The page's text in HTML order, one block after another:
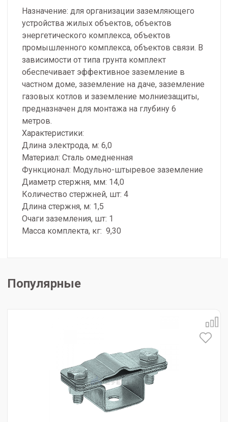
Назначение: для организации заземляющего
устройства жилых объектов, объектов
энергетического комплекса, объектов
промышленного комплекса, объектов связи. В
зависимости от типа грунта комплект
обеспечивает эффективное заземление в
частном доме, заземление на даче, заземление
газовых котлов и заземление молниезащиты,
предназначен для монтажа на глубину 6
метров.
Характеристики:
Длина электрода, м: 6,0
Материал: Сталь омедненная
Функционал: Модульно-штыревое заземление
Диаметр стержня, мм: 14,0
Количество стержней, шт: 4
Длина стержня, м: 1,5
Очаги заземления, шт: 1
Масса комплекта, кг: 9,30
Популярные